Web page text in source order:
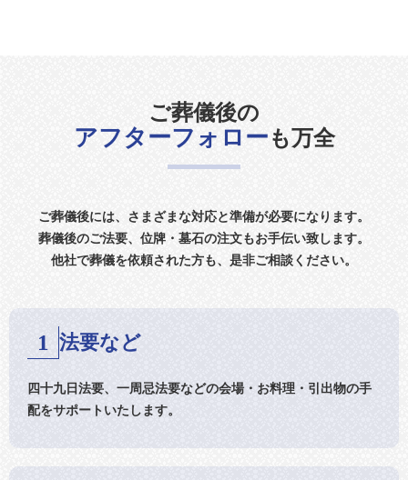
ご葬儀後の
アフターフォローも万全
ご葬儀後には、さまざまな対応と準備が必要になります。
葬儀後のご法要、位牌・墓石の注文もお手伝い致します。
他社で葬儀を依頼された方も、是非ご相談ください。
1 法要など
四十九日法要、一周忌法要などの会場・お料理・引出物の手
配をサポートいたします。